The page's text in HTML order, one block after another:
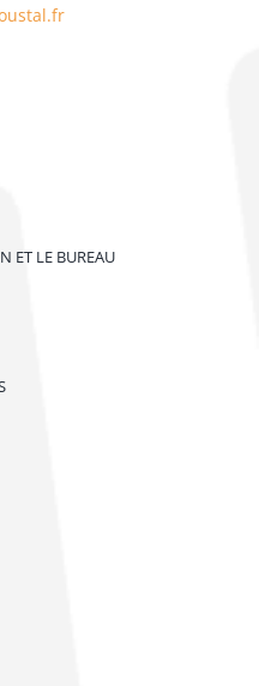
ET LE BUREAU